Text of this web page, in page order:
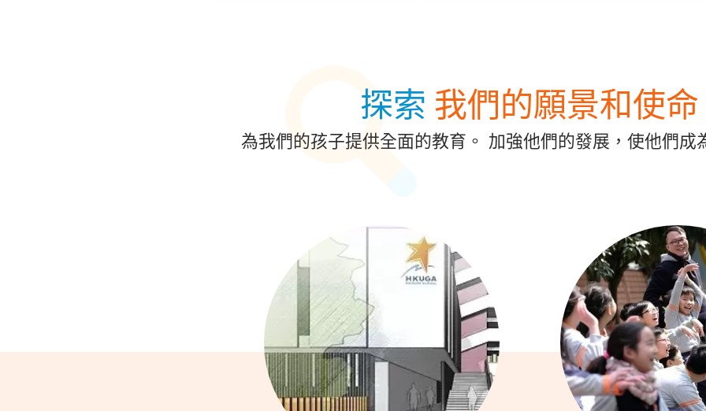
探索我們的願景和使命
為我們的孩子提供全面的教育。 加強他們的發展，使他們成